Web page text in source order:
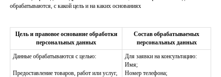
обрабатываются, с какой цель и на каких основаниях
Цель и правовое основание обработки
персональных данных
Состав обрабатываемых
персональных данных
Данные обрабатываются с целью:
Предоставление товаров, работ или услуг,
Для заявки на консультацию:
Имя;
Номер телефона;